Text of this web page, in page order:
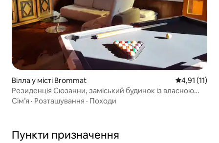
Вілла у місті Brommat Середня
4,91 (11)
Резиденція Сюзанни, заміський будинок із власною
сауною
Сім’я · Розташування · Походи
Пункти призначення